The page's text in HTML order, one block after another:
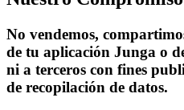
No vendemos,
de tu aplicación Junga o
ni a terceros con fines
de recopilación de datos.